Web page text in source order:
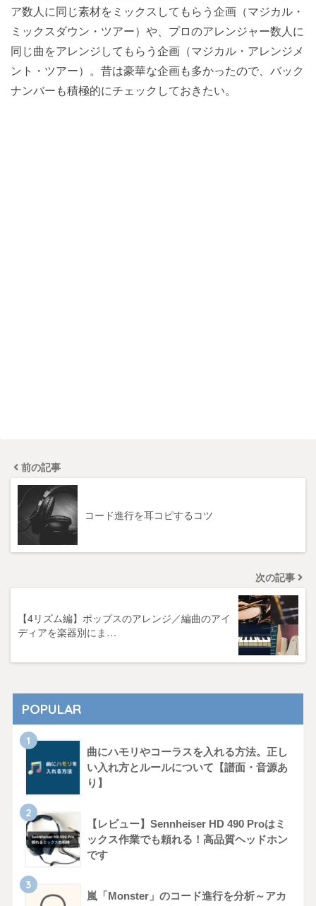
ア数人に同じ素材をミックスしてもらう企画（マジカル・
ミックスダウン・ツアー）や、プロのアレンジャー数人に
同じ曲をアレンジしてもらう企画（マジカル・アレンジメ
ント・ツアー）。昔は豪華な企画も多かったので、バック
ナンバーも積極的にチェックしておきたい。
前の記事
コード進行を耳コピするコツ
次の記事
【4リズム編】ポップスのアレンジ／編曲のアイ
ディアを楽器別にま…
POPULAR
曲にハモリやコーラスを入れる方法。正し
い入れ方とルールについて【譜面・音源あ
り】
【レビュー】Sennheiser HD 490 Proはミ
ックス作業でも頼れる！高品質ヘッドホン
です
嵐「Monster」のコード進行を分析～アカ